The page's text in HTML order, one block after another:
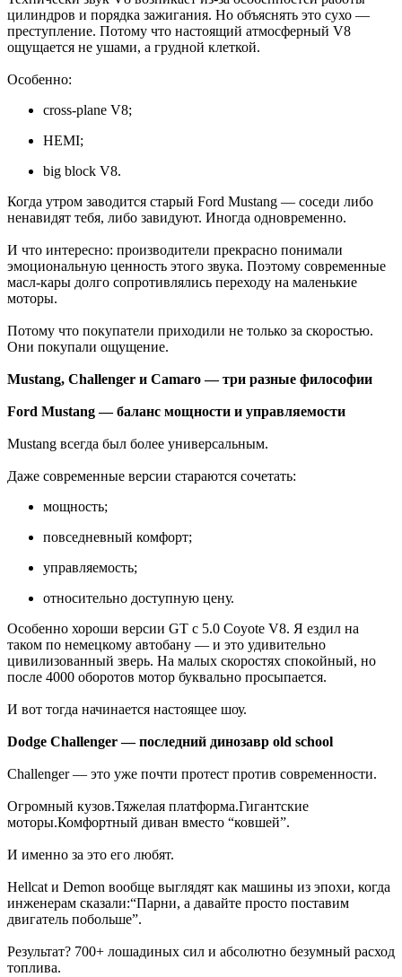
цилиндров и порядка зажигания. Но объяснять это сухо —
преступление. Потому что настоящий атмосферный V8
ощущается не ушами, а грудной клеткой.
Особенно:
cross-plane V8;
HEMI;
big block V8.
Когда утром заводится старый Ford Mustang — соседи либо
ненавидят тебя, либо завидуют. Иногда одновременно.
И что интересно: производители прекрасно понимали
эмоциональную ценность этого звука. Поэтому современные
масл-кары долго сопротивлялись переходу на маленькие
моторы.
Потому что покупатели приходили не только за скоростью.
Они покупали ощущение.
Mustang, Challenger и Camaro — три разные философии
Ford Mustang — баланс мощности и управляемости
Mustang всегда был более универсальным.
Даже современные версии стараются сочетать:
мощность;
повседневный комфорт;
управляемость;
относительно доступную цену.
Особенно хороши версии GT с 5.0 Coyote V8. Я ездил на
таком по немецкому автобану — и это удивительно
цивилизованный зверь. На малых скоростях спокойный, но
после 4000 оборотов мотор буквально просыпается.
И вот тогда начинается настоящее шоу.
Dodge Challenger — последний динозавр old school
Challenger — это уже почти протест против современности.
Огромный кузов.Тяжелая платформа.Гигантские
моторы.Комфортный диван вместо “ковшей”.
И именно за это его любят.
Hellcat и Demon вообще выглядят как машины из эпохи, когда
инженерам сказали:“Парни, а давайте просто поставим
двигатель побольше”.
Результат? 700+ лошадиных сил и абсолютно безумный расход
топлива.